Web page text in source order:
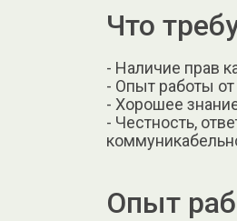
Что
- Наличие прав
- Опыт работы от
- Хорошее
- Честность,
Опыт